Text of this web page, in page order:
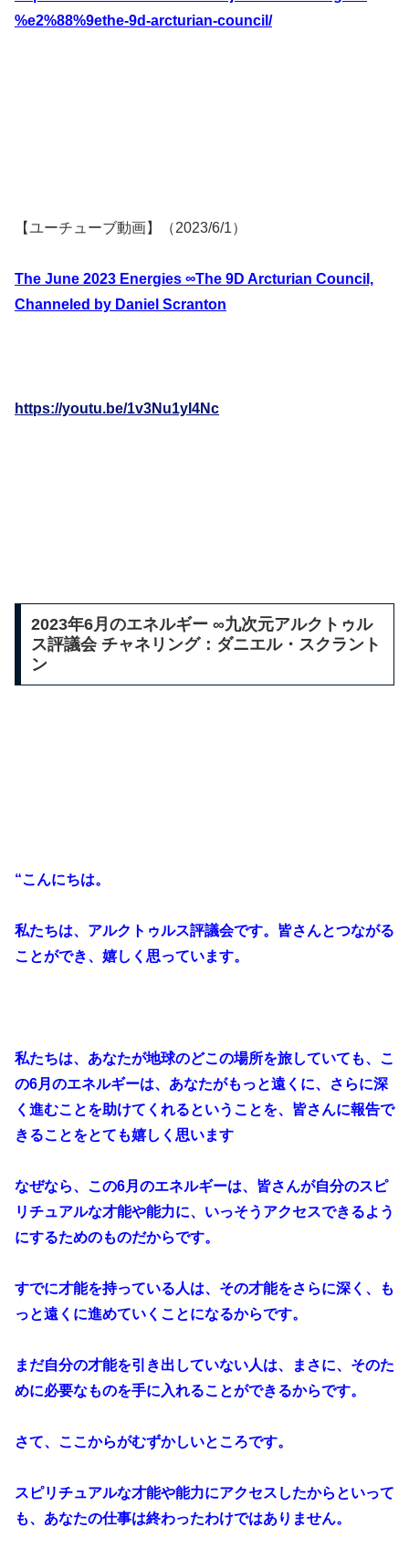
%e2%88%9ethe-9d-arcturian-council/
【ユーチューブ動画】（2023/6/1）
The June 2023 Energies ∞The 9D Arcturian Council,
Channeled by Daniel Scranton
https://youtu.be/1v3Nu1yI4Nc
2023年6月のエネルギー ∞九次元アルクトゥル
ス評議会 チャネリング：ダニエル・スクラント
ン
“こんにちは。
私たちは、アルクトゥルス評議会です。皆さんとつながる
ことができ、嬉しく思っています。
私たちは、あなたが地球のどこの場所を旅していても、こ
の6月のエネルギーは、あなたがもっと遠くに、さらに深
く進むことを助けてくれるということを、皆さんに報告で
きることをとても嬉しく思います
なぜなら、この6月のエネルギーは、皆さんが自分のスピ
リチュアルな才能や能力に、いっそうアクセスできるよう
にするためのものだからです。
すでに才能を持っている人は、その才能をさらに深く、も
っと遠くに進めていくことになるからです。
まだ自分の才能を引き出していない人は、まさに、そのた
めに必要なものを手に入れることができるからです。
さて、ここからがむずかしいところです。
スピリチュアルな才能や能力にアクセスしたからといって
も、あなたの仕事は終わったわけではありません。